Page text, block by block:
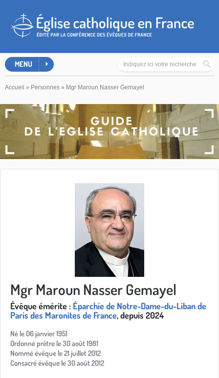
MENU
Accueil » Personnes » Mgr Maroun Nasser Gemayel
Mgr Maroun Nasser Gemayel
Évêque émérite : Éparchie de Notre-Dame-du-Liban de
Paris des Maronites de France, depuis 2024
Né le 06 janvier 1951
Ordonné prêtre le 30 août 1981
Nommé évêque le 21 juillet 2012
Consacré évêque le 30 août 2012